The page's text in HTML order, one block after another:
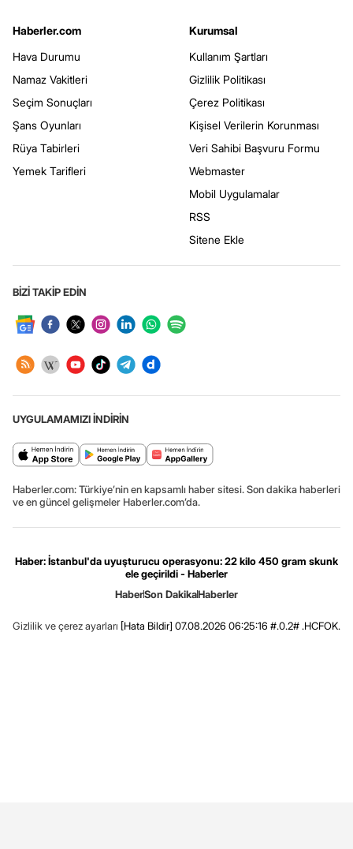
Haberler.com
Hava Durumu
Namaz Vakitleri
Seçim Sonuçları
Şans Oyunları
Rüya Tabirleri
Yemek Tarifleri
Kurumsal
Kullanım Şartları
Gizlilik Politikası
Çerez Politikası
Kişisel Verilerin Korunması
Veri Sahibi Başvuru Formu
Webmaster
Mobil Uygulamalar
RSS
Sitene Ekle
BİZİ TAKİP EDİN
UYGULAMAMIZI İNDİRİN
Haberler.com: Türkiye’nin en kapsamlı haber sitesi. Son dakika haberleri
ve en güncel gelişmeler Haberler.com’da.
Haber: İstanbul'da uyuşturucu operasyonu: 22 kilo 450 gram skunk
ele geçirildi - Haberler
HaberSon DakikaHaberler
Gizlilik ve çerez ayarları [Hata Bildir] 07.08.2026 06:25:16 #.0.2# .HCFOK.